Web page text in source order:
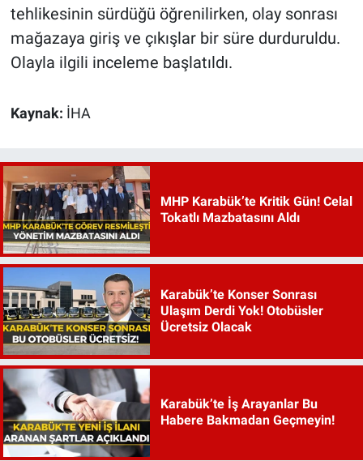
tehlikesinin sürdüğü öğrenilirken, olay sonrası
mağazaya giriş ve çıkışlar bir süre durduruldu.
Olayla ilgili inceleme başlatıldı.
Kaynak: İHA
MHP Karabük’te Kritik Gün! Celal
Tokatlı Mazbatasını Aldı
Karabük’te Konser Sonrası
Ulaşım Derdi Yok! Otobüsler
Ücretsiz Olacak
Karabük’te İş Arayanlar Bu
Habere Bakmadan Geçmeyin!